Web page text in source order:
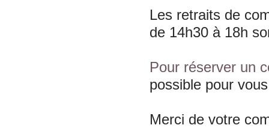
Les retraits de
de 14h30 à 18h
Pour réserver un
possible pour
Merci de votre